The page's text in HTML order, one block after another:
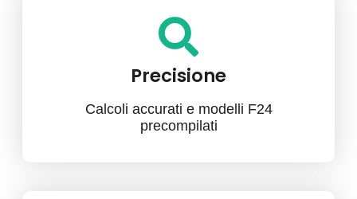
Precisione
Calcoli accurati e modelli F24
precompilati